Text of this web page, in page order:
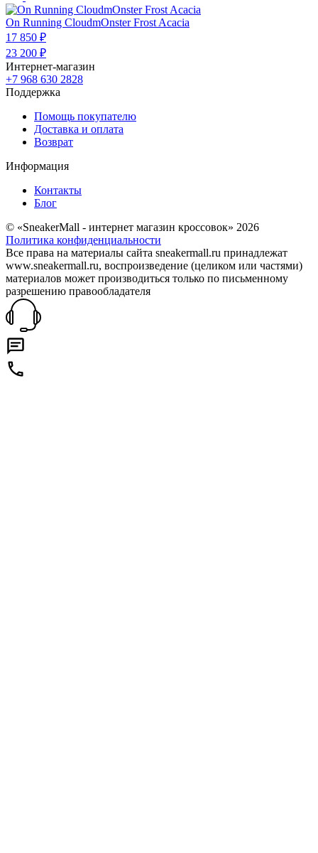
On Running CloudmOnster Frost Acacia
17 850 ₽
23 200 ₽
Интернет-магазин
+7 968 630 2828
Поддержка
Помощь покупателю
Доставка и оплата
Возврат
Информация
Контакты
Блог
© «SneakerMall - интернет магазин кроссовок» 2026
Политика конфиденциальности
Все права на материалы сайта sneakermall.ru принадлежат
www.sneakermall.ru, воспроизведение (целиком или частями)
материалов может производиться только по письменному
разрешению правообладателя